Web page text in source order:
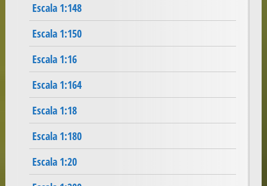
Escala 1:148
Escala 1:150
Escala 1:16
Escala 1:164
Escala 1:18
Escala 1:180
Escala 1:20